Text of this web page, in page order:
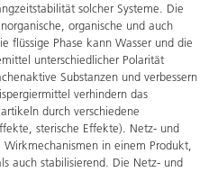
solcher Systeme. Die
organische und auch
flüssige Phase kann Wasser und die
unterschiedlicher Polarität
Substanzen und verbessern
verhindern das
durch verschiedene
sterische Effekte). Netz- und
in einem Produkt,
auch stabilisierend. Die Netz- und